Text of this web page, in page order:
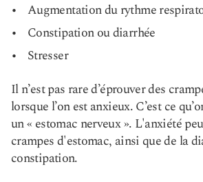
Augmentation du rythme
Constipation ou diarrhée
Stresser
Il n’est pas rare d’éprouver des
lorsque l’on est anxieux. C’est ce
un « estomac nerveux ». L'anxiété
crampes d'estomac, ainsi que de la
constipation.